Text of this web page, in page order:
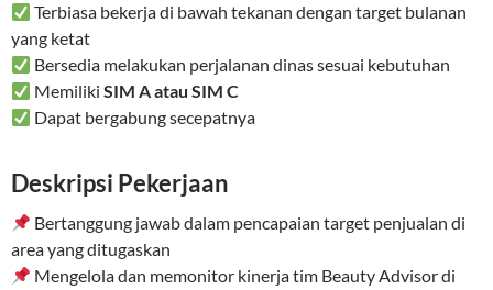
Terbiasa bekerja di bawah tekanan dengan target bulanan
yang ketat
Bersedia melakukan perjalanan dinas sesuai kebutuhan
MemilikiSIM A atau SIM C
Dapat bergabung secepatnya
Deskripsi Pekerjaan
Bertanggung jawab dalam pencapaian target penjualan di
area yang ditugaskan
Mengelola dan memonitor kinerja tim Beauty Advisor di